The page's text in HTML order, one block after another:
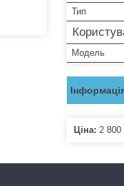
Тип
Мoдель
Ціна: 2 800